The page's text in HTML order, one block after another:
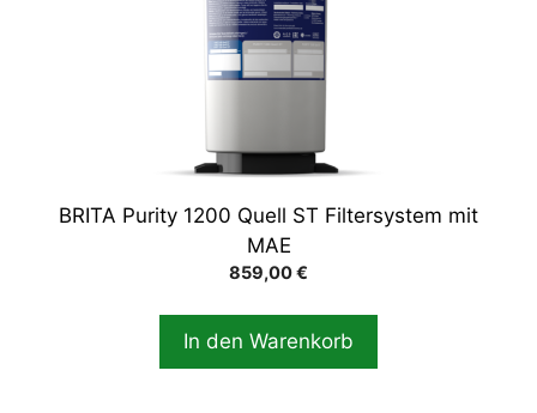
BRITA Purity 1200 Quell ST Filtersystem mit
MAE
859,00€
In den Warenkorb